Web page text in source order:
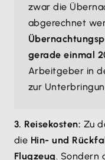
zwar die
abgerechnet
gerade einmal
Arbeitgeber in
zur
3. Reisekosten: Zu
die Hin- und
Flugzeug. Sondern